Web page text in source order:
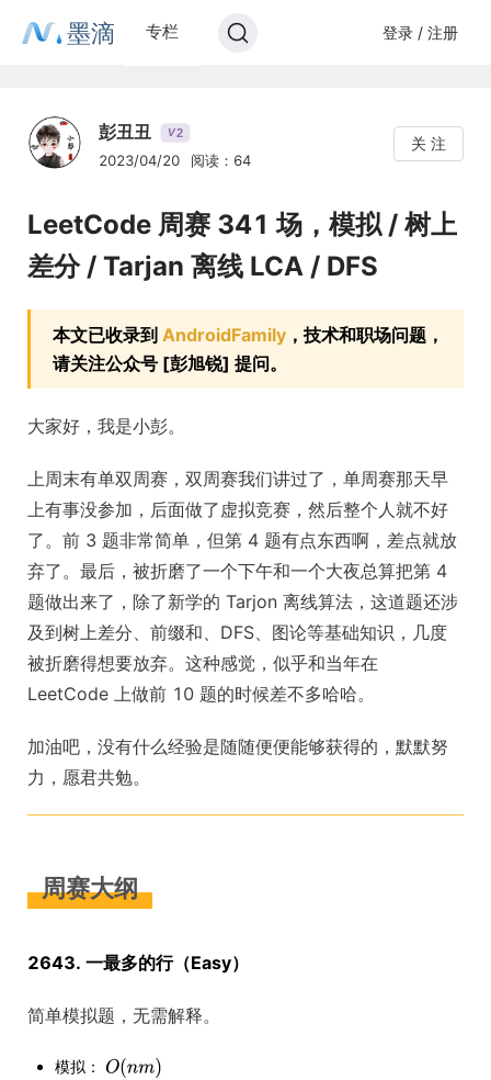
墨滴 专栏 登录 / 注册
彭丑丑 V2
2023/04/20 阅读：64
关 注
LeetCode 周赛 341 场，模拟 / 树上
差分 / Tarjan 离线 LCA / DFS
本文已收录到 AndroidFamily ，技术和职场问题，
请关注公众号 [彭旭锐] 提问。
大家好，我是小彭。
上周末有单双周赛，双周赛我们讲过了，单周赛那天早
上有事没参加，后面做了虚拟竞赛，然后整个人就不好
了。前 3 题非常简单，但第 4 题有点东西啊，差点就放
弃了。最后，被折磨了一个下午和一个大夜总算把第 4
题做出来了，除了新学的 Tarjon 离线算法，这道题还涉
及到树上差分、前缀和、DFS、图论等基础知识，几度
被折磨得想要放弃。这种感觉，似乎和当年在
LeetCode 上做前 10 题的时候差不多哈哈。
加油吧，没有什么经验是随随便便能够获得的，默默努
力，愿君共勉。
周赛大纲
2643. 一最多的行（Easy）
简单模拟题，无需解释。
模拟：